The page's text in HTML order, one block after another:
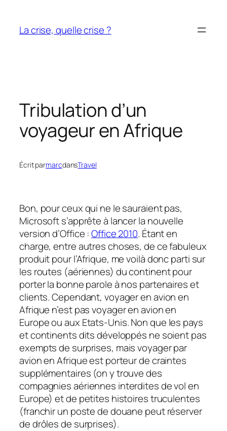
contenu
La crise, quelle crise ?
Tribulation d’un
voyageur en Afrique
Écrit parmarcdansTravel
Bon, pour ceux qui ne le sauraient pas,
Microsoft s’apprête à lancer la nouvelle
version d’Office :Office 2010. Étant en
charge, entre autres choses, de ce fabuleux
produit pour l’Afrique, me voilà donc parti sur
les routes (aériennes) du continent pour
porter la bonne parole à nos partenaires et
clients. Cependant, voyager en avion en
Afrique n’est pas voyager en avion en
Europe ou aux Etats-Unis. Non que les pays
et continents dits développés ne soient pas
exempts de surprises, mais voyager par
avion en Afrique est porteur de craintes
supplémentaires (on y trouve des
compagnies aériennes interdites de vol en
Europe) et de petites histoires truculentes
(franchir un poste de douane peut réserver
de drôles de surprises).